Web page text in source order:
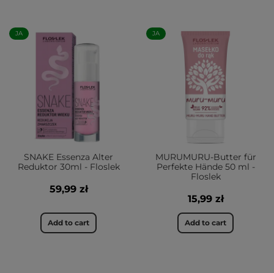
JA
SNAKE Essenza Alter
Reduktor 30ml - Floslek
59,99 zł
Add to cart
JA
MURUMURU-Butter für
Perfekte Hände 50 ml -
Floslek
15,99 zł
Add to cart